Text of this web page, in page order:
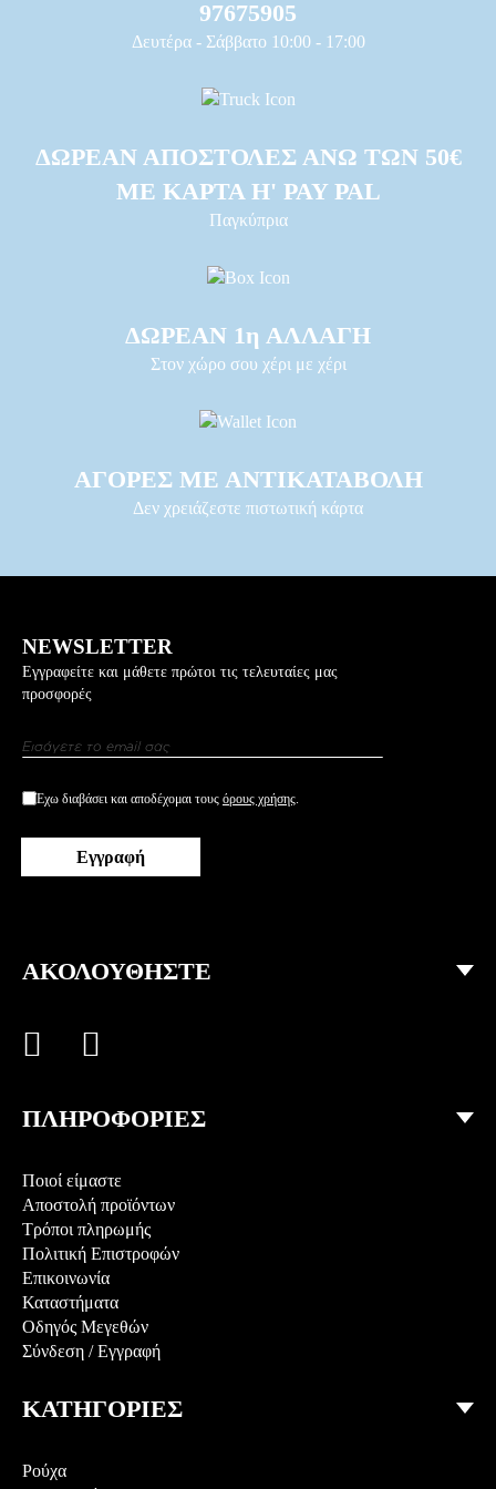
97675905
Δευτέρα - Σάββατο 10:00 - 17:00
ΔΩΡΕΑΝ ΑΠΟΣΤΟΛΕΣ ΑΝΩ ΤΩΝ 50€
ΜΕ ΚΑΡΤΑ Η' PAY PAL
Παγκύπρια
ΔΩΡΕΑΝ 1η ΑΛΛΑΓΗ
Στον χώρο σου χέρι με χέρι
ΑΓΟΡΕΣ ΜΕ ΑΝΤΙΚΑΤΑΒΟΛΗ
Δεν χρειάζεστε πιστωτική κάρτα
NEWSLETTER
Εγγραφείτε και μάθετε πρώτοι τις τελευταίες μας
προσφορές
Εγγραφή
Newsletter:
Έχω διαβάσει και αποδέχομαι τους όρους χρήσης.
Εγγραφή
ΑΚΟΛΟΥΘΗΣΤΕ
ΠΛΗΡΟΦΟΡΙΕΣ
Ποιοί είμαστε
Αποστολή προϊόντων
Τρόποι πληρωμής
Πολιτική Επιστροφών
Επικοινωνία
Καταστήματα
Οδηγός Μεγεθών
Σύνδεση /Εγγραφή
ΚΑΤΗΓΟΡΙΕΣ
Ρούχα